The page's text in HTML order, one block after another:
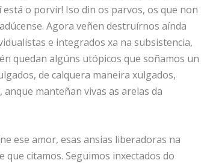
está o porvir! Iso din os parvos, os que non
Agora veñen destruírnos aínda
e integrados xa na subsistencia,
quedan algúns utópicos que soñamos un
de calquera maneira xulgados,
manteñan vivas as arelas da
ese amor, esas ansias liberadoras na
citamos. Seguimos inxectados do